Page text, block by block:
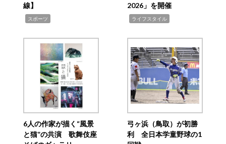
線】
スポーツ
2026」を開催
ライフスタイル
6人の作家が描く“風景
と猫”の共演 歌舞伎座
弓ヶ浜（鳥取）が初勝
利 全日本学童野球の1